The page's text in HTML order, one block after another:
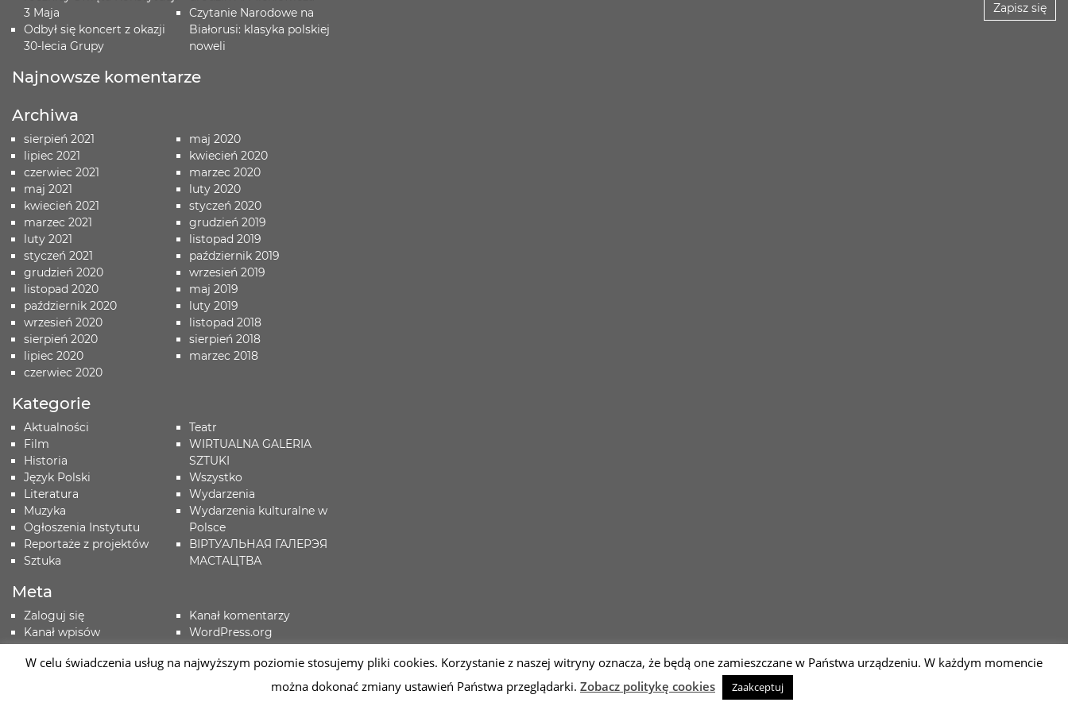
3 Maja
Odbył się koncert z okazji
30-lecia Grupy
Czytanie Narodowe na
Białorusi: klasyka polskiej
noweli
Najnowsze komentarze
Archiwa
sierpień 2021
lipiec 2021
czerwiec 2021
maj 2021
kwiecień 2021
marzec 2021
luty 2021
styczeń 2021
grudzień 2020
listopad 2020
październik 2020
wrzesień 2020
sierpień 2020
lipiec 2020
czerwiec 2020
maj 2020
kwiecień 2020
marzec 2020
luty 2020
styczeń 2020
grudzień 2019
listopad 2019
październik 2019
wrzesień 2019
maj 2019
luty 2019
listopad 2018
sierpień 2018
marzec 2018
Kategorie
Aktualności
Film
Historia
Język Polski
Literatura
Muzyka
Ogłoszenia Instytutu
Reportaże z projektów
Sztuka
Teatr
WIRTUALNA GALERIA
SZTUKI
Wszystko
Wydarzenia
Wydarzenia kulturalne w
Polsce
ВІРТУАЛЬНАЯ ГАЛЕРЭЯ
МАСТАЦТВА
Meta
Zaloguj się
Kanał wpisów
Kanał komentarzy
WordPress.org
Zapisz się
W celu świadczenia usług na najwyższym poziomie stosujemy pliki cookies. Korzystanie z naszej witryny oznacza, że będą one zamieszczane w Państwa urządzeniu. W każdym momencie
można dokonać zmiany ustawień Państwa przeglądarki. Zobacz politykę cookies Zaakceptuj